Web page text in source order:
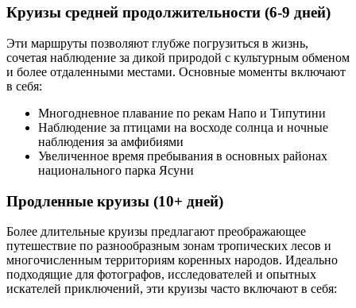
Круизы средней продолжительности (6-9 дней)
Эти маршруты позволяют глубже погрузиться в жизнь,
сочетая наблюдение за дикой природой с культурным обменом
и более отдаленными местами. Основные моменты включают
в себя:
Многодневное плавание по рекам Напо и Типутини
Наблюдение за птицами на восходе солнца и ночные
наблюдения за амфибиями
Увеличенное время пребывания в основных районах
национального парка Ясуни
Продленные круизы (10+ дней)
Более длительные круизы предлагают преображающее
путешествие по разнообразным зонам тропических лесов и
многочисленным территориям коренных народов. Идеально
подходящие для фотографов, исследователей и опытных
искателей приключений, эти круизы часто включают в себя: